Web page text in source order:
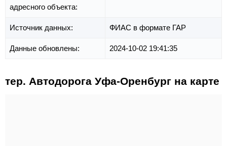
адресного объекта:
Источник данных: ФИАС в формате ГАР
Данные обновлены: 2024-10-02 19:41:35
тер. Автодорога Уфа-Оренбург на карте